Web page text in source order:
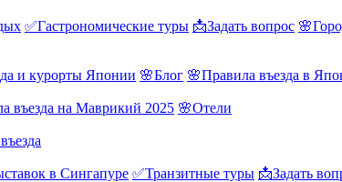
✅Гастрономические туры 📩Задать вопрос
и курорты Японии 🌸Блог 🌸Правила въезда в
въезда на Маврикий 2025 🌸Отели
в Сингапуре ✅Транзитные туры 📩Задать